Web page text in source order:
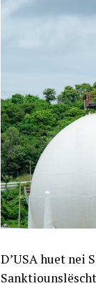
D’USA huet nei